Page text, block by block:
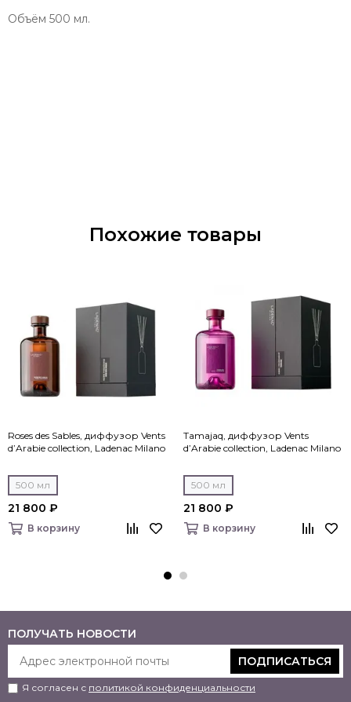
Объём 500 мл.
Похожие товары
Roses des Sables, диффузор Vents
d’Arabie collection, Ladenac Milano
500 мл
21 800 ₽
В корзину
Tamajaq, диффузор Vents
d’Arabie collection, Ladenac Milano
500 мл
21 800 ₽
В корзину
ПОЛУЧАТЬ НОВОСТИ
ПОДПИСАТЬСЯ
Я согласен с политикой конфиденциальности